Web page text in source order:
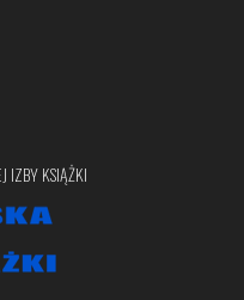
IZBY KSIĄŻKI